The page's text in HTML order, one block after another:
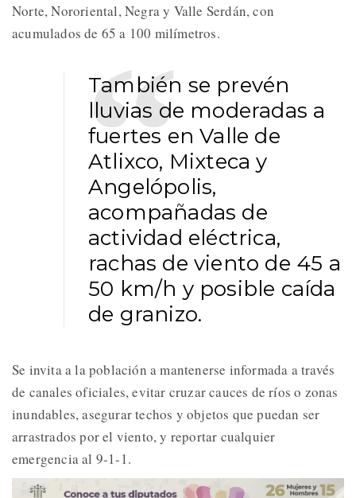
Norte, Nororiental, Negra y Valle Serdán, con
acumulados de 65 a 100 milímetros.
También se prevén
lluvias de moderadas a
fuertes en Valle de
Atlixco, Mixteca y
Angelópolis,
acompañadas de
actividad eléctrica,
rachas de viento de 45 a
50 km/h y posible caída
de granizo.
Se invita a la población a mantenerse informada a través
de canales oficiales, evitar cruzar cauces de ríos o zonas
inundables, asegurar techos y objetos que puedan ser
arrastrados por el viento, y reportar cualquier
emergencia al 9-1-1.